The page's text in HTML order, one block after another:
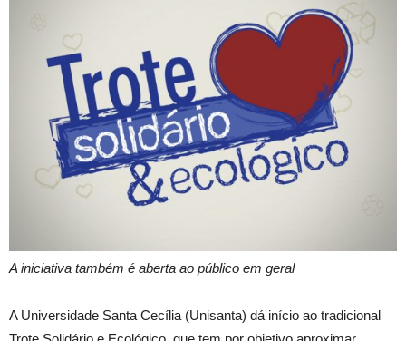
A iniciativa também é aberta ao público em geral
A Universidade Santa Cecília (Unisanta) dá início ao tradicional